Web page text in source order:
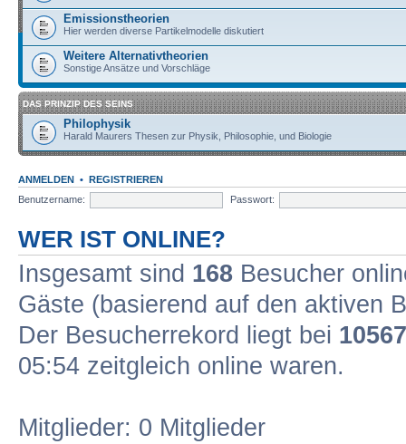
Emissionstheorien
Hier werden diverse Partikelmodelle diskutiert
Weitere Alternativtheorien
Sonstige Ansätze und Vorschläge
DAS PRINZIP DES SEINS
Philophysik
Harald Maurers Thesen zur Physik, Philosophie, und Biologie
ANMELDEN • REGISTRIEREN
Benutzername:
Passwort:
WER IST ONLINE?
Insgesamt sind 168 Besucher
Gäste (basierend auf den aktiven
Der Besucherrekord liegt bei 10567
05:54 zeitgleich online waren.
Mitglieder: 0 Mitglieder